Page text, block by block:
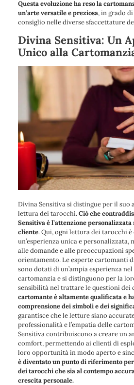
Questa evoluzione ha reso la
un’arte versatile e preziosa, in grado
consiglio nelle diverse sfaccettature
Divina Sensitiva: Un
Unico alla
Divina Sensitiva si distingue per il suo
lettura dei tarocchi.Ciò che
Sensitiva è l’attenzione
cliente. Qui, ogni lettura dei tarocchi
un’esperienza unica e personalizzata,
alle domande e alle preoccupazioni
orientamento. Le esperte cartomanti
sono dotati di un’ampia esperienza
cartomanzia e si distinguono per la
sensibilità nel trattare le questioni dei
cartomante è altamente qualificata e
comprensione dei simboli e dei
garantisce che le letture siano
professionalità e l’empatia delle
Sensitiva contribuiscono a creare un
comfort, permettendo ai clienti di
loro opportunità in modo aperto e
è diventato un punto di riferimento
dei tarocchi che sia al contempo
crescita personale.